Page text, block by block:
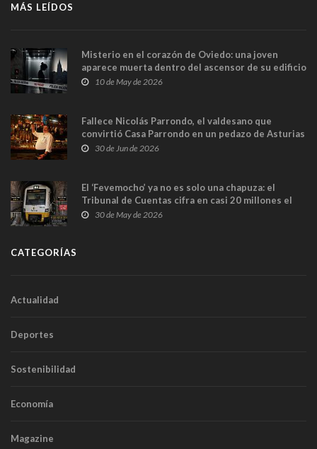
MÁS LEÍDOS
Misterio en el corazón de Oviedo: una joven
aparece muerta dentro del ascensor de su edificio
y las cámaras captan sus últimos minutos
10 de May de 2026
Fallece Nicolás Parrondo, el valdesano que
convirtió Casa Parrondo en un pedazo de Asturias
en Madrid
30 de Jun de 2026
El ‘Fevemocho’ ya no es solo una chapuza: el
Tribunal de Cuentas cifra en casi 20 millones el
sobrecoste de los trenes que no cabían por los
30 de May de 2026
CATEGORÍAS
Actualidad
Deportes
Sostenibilidad
Economía
Magazine